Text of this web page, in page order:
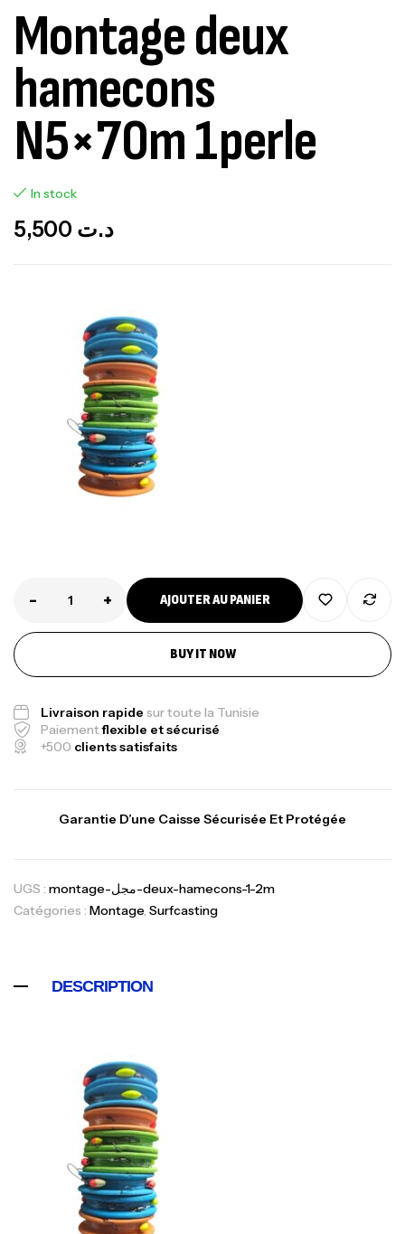
Montage deux
hamecons
N5×70m 1perle
In stock
د.ت
- + AJOUTER AU PANIER
BUY IT NOW
Livraison rapide sur toute la Tunisie
Paiementflexible et sécurisé
+500 clients satisfaits
Garantie D’une Caisse Sécurisée Et Protégée
UGS :
montage-مجل-deux-hamecons-1-2m
Catégories : Montage, Surfcasting
DESCRIPTION
1.83m 120/250gr 30kg
Jigging
د.ت
د.ت340,000
Foureau Kalli Kunnan Funda 1.70m
Expanded
Bagagerie,Surfcasting